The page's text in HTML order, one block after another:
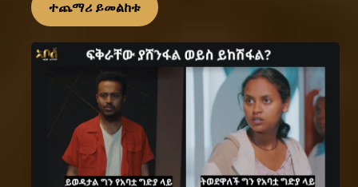
ተጨማሪ ይመልከቱ